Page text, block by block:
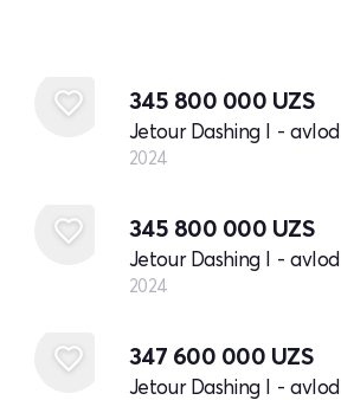
345 800 000 UZS
Jetour Dashing I - avlod
2024
345 800 000 UZS
Jetour Dashing I - avlod
2024
347 600 000 UZS
Jetour Dashing I - avlod